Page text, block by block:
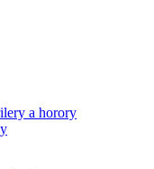
a horory